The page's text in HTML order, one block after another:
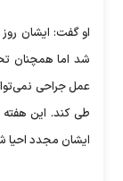
او گفت: ایشان
شد اما همچنان
عمل جراحی
طی کند. این
ایشان مجدد احیا